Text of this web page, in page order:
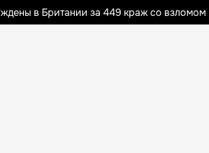
в Британии за 449 краж со взломом